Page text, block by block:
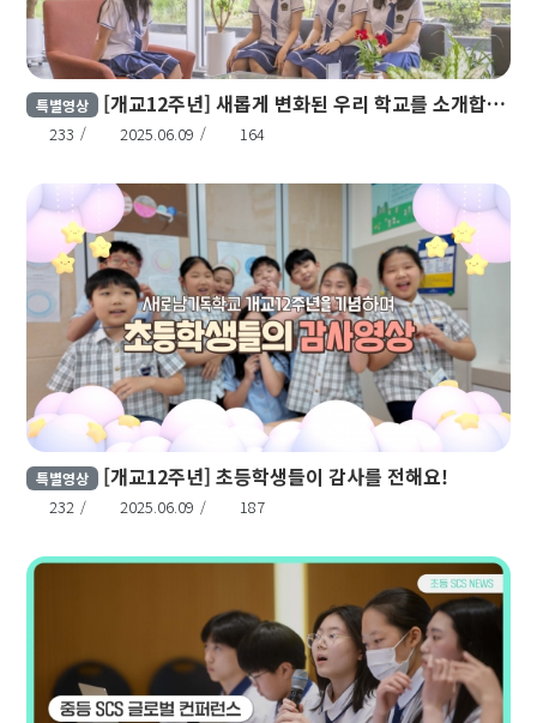
특별영상 [개교12주년] 새롭게 변화된 우리 학교를 소개합니다!
233 2025.06.09 164
특별영상 [개교12주년] 초등학생들이 감사를 전해요!
232 2025.06.09 187